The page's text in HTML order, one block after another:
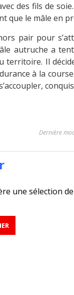
des fils de
que le mâle en
pair pour
autruche a
territoire. Il
à la
Dernière
une sélection